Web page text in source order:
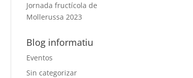
Jornada fructícola de
Mollerussa 2023
Blog informatiu
Eventos
Sin categorizar